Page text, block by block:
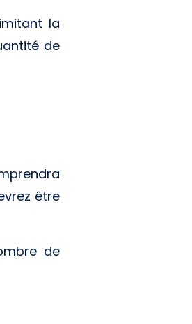
la
de
être
de